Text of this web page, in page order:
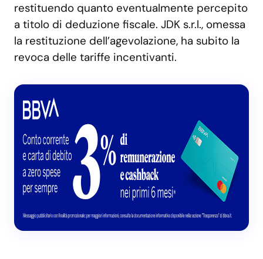
restituendo quanto eventualmente percepito
a titolo di deduzione fiscale. JDK s.r.l., omessa
la restituzione dell’agevolazione, ha subito la
revoca delle tariffe incentivanti.